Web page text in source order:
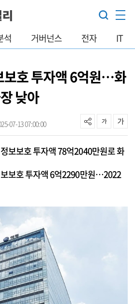
석 거버넌스 전자 IT
보호 투자액 6억원…화
낮아
07-13 07:00:00
보보호 투자액 78억2040만원로 화
보호 투자액 6억2290만원…2022